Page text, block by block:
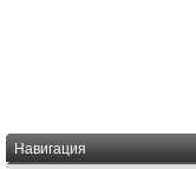
Навигация